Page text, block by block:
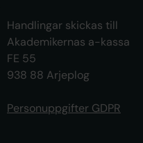
Handlingar skickas till
Akademikernas a-kassa
FE 55
938 88 Arjeplog
Personuppgifter GDPR